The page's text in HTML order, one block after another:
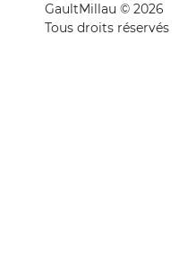
GaultMillau © 2026
Tous droits réservés